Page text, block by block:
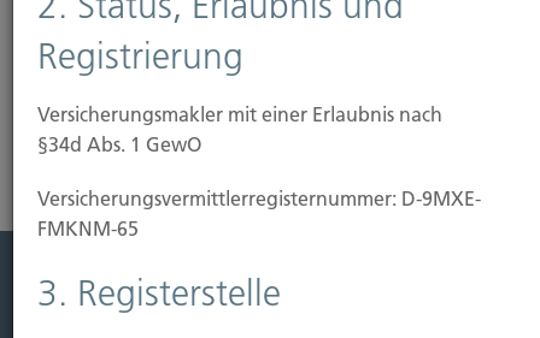
Leistung
Registrierung
Versicherungsmakler mit einer Erlaubnis nach
§34d Abs. 1 GewO
Versicherungs­vermittler­registernummer: D-9MXE-
FMKNM-65
3. Registerstelle